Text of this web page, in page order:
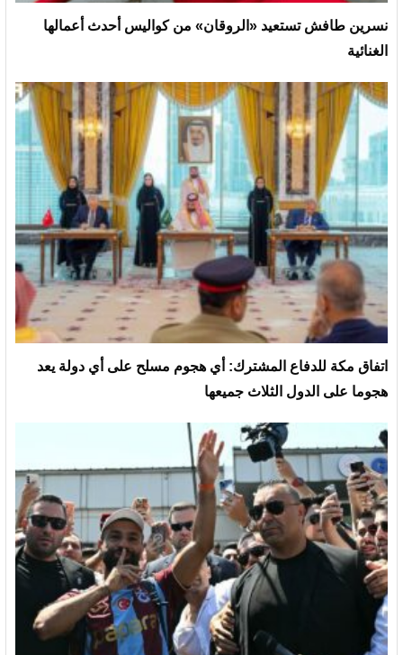
نسرين طافش تستعيد «الروقان» من كواليس أحدث أعمالها
الغنائية
‏اتفاق مكة للدفاع المشترك: أي هجوم مسلح على أي دولة يعد
هجوما على الدول الثلاث جميعها